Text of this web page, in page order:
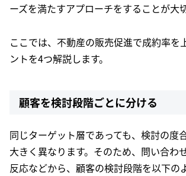
ーズを満たすアプローチをすることが大切
ここでは、不動産の販売促進で成約率を
ントを4つ解説します。
顧客を検討段階ごとに分ける
同じターゲット層であっても、検討の度
大きく異なります。そのため、問い合わ
反応などから、顧客の検討段階を以下の